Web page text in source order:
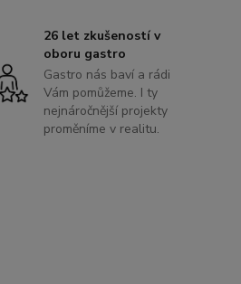
26 let zkušeností v
oboru gastro
Gastro nás baví a rádi
Vám pomůžeme. I ty
nejnáročnější projekty
proměníme v realitu.